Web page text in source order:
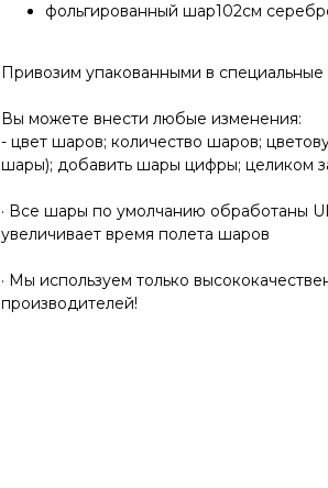
фольгированный шар102см
Привозим упакованными в
Вы можете внести любые изменения:
- цвет шаров; количество шаров;
шары); добавить шары цифры; целиком
· Все шары по умолчанию обработаны
увеличивает время полета шаров
· Мы используем только
производителей!